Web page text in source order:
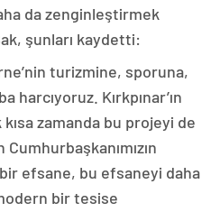
da zenginleştirmek
şunları kaydetti:
turizmine, sporuna,
harcıyoruz. Kırkpınar’ın
zamanda bu projeyi de
efsane, bu efsaneyi daha
bir tesise